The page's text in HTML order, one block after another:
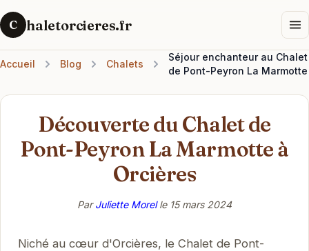
C haletorcieres.fr
Accueil Blog Chalets
Séjour enchanteur au Chalet
de Pont-Peyron La Marmotte
Découverte du Chalet de
Pont-Peyron La Marmotte à
Orcières
ParJuliette Morelle 15 mars 2024
Niché au cœur d'Orcières, le Chalet de Pont-